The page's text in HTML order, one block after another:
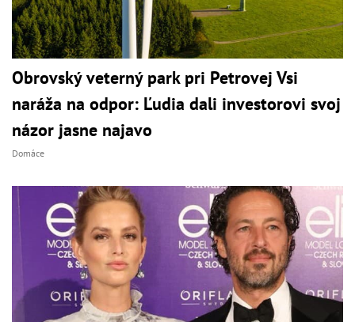
Obrovský veterný park pri Petrovej Vsi
naráža na odpor: Ľudia dali investorovi svoj
názor jasne najavo
Domáce